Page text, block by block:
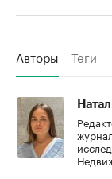
Авторы Теги